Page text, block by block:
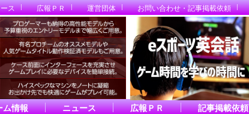
ス 広報ＰＲ 運営団体 お問い合わせ・記事掲載依頼
ム情報 ニュース 広報ＰＲ
記事掲載依頼